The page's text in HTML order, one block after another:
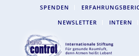
SPENDEN
NEWSLETTER
INTERN